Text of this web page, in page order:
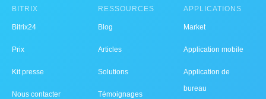
BITRIX
Bitrix24
Prix
Kit presse
Nous contacter
RESSOURCES
Blog
Articles
Solutions
Témoignages
APPLICATIONS
Market
Application mobile
Application de
bureau